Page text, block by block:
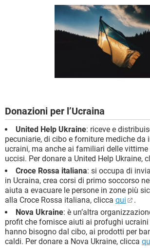
Donazioni per l’Ucraina
United Help Ukraine: riceve e
pecuniarie, di cibo e forniture mediche
ucraini, ma anche ai familiari delle vittime
uccisi. Per donare a United Help Ukraine,
Croce Rossa italiana: si occupa di
in Ucraina, crea corsi di primo soccorso
aiuta a evacuare le persone in zone più
alla Croce Rossa italiana, clicca qui
.
Nova Ukraine: è un’altra
profit che fornisce aiuti ai profughi
hanno bisogno dal cibo, ai prodotti per
caldi. Per donare a Nova Ukraine, clicca